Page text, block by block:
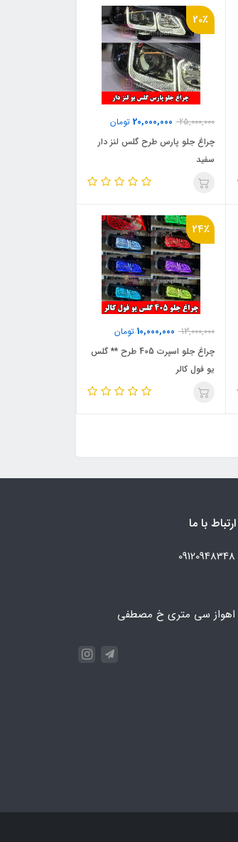
20٪
25,000,000
20,000,000 تومان
چراغ جلو پارس طرح گلس لنز دار
سفید
24٪
13,000,000
10,000,000 تومان
چراغ جلو اسپرت 405 طرح ** گلس
یو فول کالر
ارتباط با ما
09120948348
اهواز سی متری خ مصطفی